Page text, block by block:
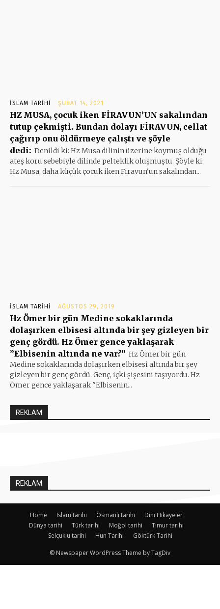
İSLAM TARIHI ŞUBAT 14, 2021
HZ MUSA, çocuk iken FİRAVUN’UN sakalından
tutup çekmişti. Bundan dolayı FİRAVUN, cellat
çağırıp onu öldürmeye çalıştı ve şöyle
dedi: Denildi ki: Hz Musa dilinin üzerine koymuş olduğu
ateş koru sebebiyle dilinde pelteklik oluşmuştu. Şöyle ki:
Hz Musa, daha küçük çocuk iken Firavun'un sakalından...
İSLAM TARIHI AĞUSTOS 29, 2019
Hz Ömer bir gün Medine sokaklarında
dolaşırken elbisesi altında bir şey gizleyen bir
genç gördü. Hz Ömer gence yaklaşarak
”Elbisenin altında ne var?” Hz Ömer bir gün
Medine sokaklarında dolaşırken elbisesi altında bir şey
gizleyen bir genç gördü. Genç, içki şişesini taşıyordu. Hz
Ömer gence yaklaşarak ''Elbisenin...
REKLAM
REKLAM
Home İslam tarihi Osmanlı tarihi
Dini Hikayeler
Dünya tarihi
Türk tarihi Moğol tarihi
Timur tarihi
Selçuklu tarihi
Hun Tarihi Göktürk Tarihi
© Newspaper WordPress Theme by TagDiv